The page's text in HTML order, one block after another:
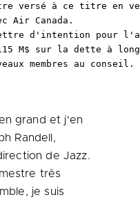
versé à ce titre en
Air Canada.
d'intention pour
M$ sur la dette à
membres au conseil.
grand et j'en
Randell ,
de Jazz.
très
je suis